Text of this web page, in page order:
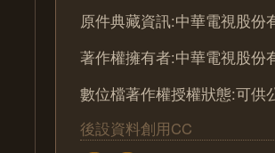
原件典藏資訊:中華電視股份
著作權擁有者:中華電視股份
數位檔著作權授權狀態:可供
後設資料創用CC